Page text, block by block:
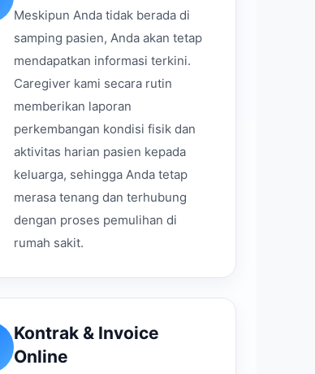
Meskipun Anda tidak berada di
samping pasien, Anda akan tetap
mendapatkan informasi terkini.
Caregiver kami secara rutin
memberikan laporan
perkembangan kondisi fisik dan
aktivitas harian pasien kepada
keluarga, sehingga Anda tetap
merasa tenang dan terhubung
dengan proses pemulihan di
rumah sakit.
Kontrak & Invoice
Online